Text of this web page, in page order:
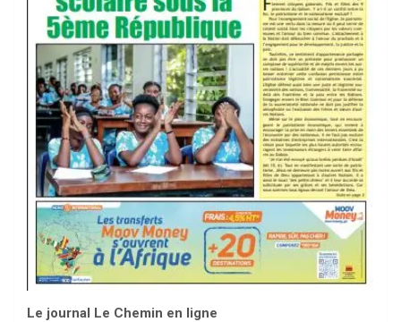
Le journal Le Chemin en ligne